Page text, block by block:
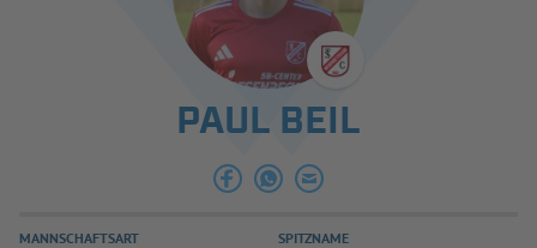
SPIELBETRIEB & VERBANDSLEBEN
AUSBILDUNG & FÖRDERUNGPAUL BEIL
MANNSCHAFTSART SPITZNAME